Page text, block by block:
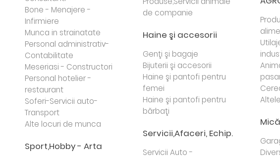
Bone - Menajere -
Infirmiere
Munca in strainatate
Personal administrativ-
Contabilitate
Meseriasi - Constructori
Personal hotelier -
restaurant
Soferi-Servicii auto-
Transport
Alte locuri de munca
Sport,Hobby - Arta
de companie
Haine şi accesorii
Genţi şi bagaje
Bijuterii şi accesorii
Haine şi pantofi pentru
femei
Haine şi pantofi pentru
bărbaţi
Servicii,Afaceri, Echip.
Servicii Auto -
Altele